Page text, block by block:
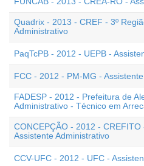
Quadrix - 2013 - CREF - 3º
Administrativo
PaqTcPB - 2012 - UEPB -
FCC - 2012 - PM-MG -
FADESP - 2012 - Prefeitura de
Administrativo - Técnico em
CONCEPÇÃO - 2012 - CREFITO
Assistente Administrativo
CCV-UFC - 2012 - UFC -